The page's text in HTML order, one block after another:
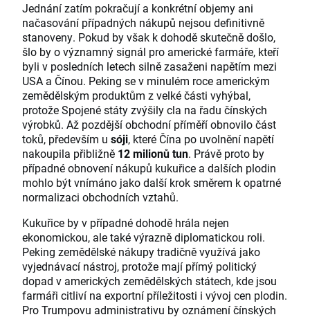
Jednání zatím pokračují a konkrétní objemy ani
načasování případných nákupů nejsou definitivně
stanoveny. Pokud by však k dohodě skutečně došlo,
šlo by o významný signál pro americké farmáře, kteří
byli v posledních letech silně zasaženi napětím mezi
USA a Čínou. Peking se v minulém roce americkým
zemědělským produktům z velké části vyhýbal,
protože Spojené státy zvýšily cla na řadu čínských
výrobků. Až pozdější obchodní příměří obnovilo část
toků, především u sóji, které Čína po uvolnění napětí
nakoupila přibližně 12 milionů tun. Právě proto by
případné obnovení nákupů kukuřice a dalších plodin
mohlo být vnímáno jako další krok směrem k opatrné
normalizaci obchodních vztahů.
Kukuřice by v případné dohodě hrála nejen
ekonomickou, ale také výrazně diplomatickou roli.
Peking zemědělské nákupy tradičně využívá jako
vyjednávací nástroj, protože mají přímý politický
dopad v amerických zemědělských státech, kde jsou
farmáři citliví na exportní příležitosti i vývoj cen plodin.
Pro Trumpovu administrativu by oznámení čínských